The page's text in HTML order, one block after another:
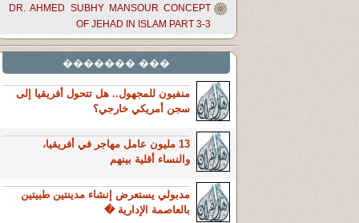
DR. AHMED SUBHY MANSOUR CONCEPT
OF JEHAD IN ISLAM PART 3-3
��� �������
منفيون للمجهول.. هل تتحول أفريقيا إلى
سجن أمريكي خارجي؟
13 مليون عامل مهاجر في أفريقيا،
والنساء أقلية بينهم
مدبولي يستعرض إنشاء مدينتين طبيتين
بالعاصمة الإدارية �